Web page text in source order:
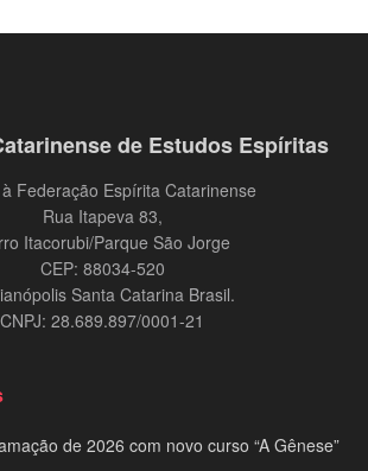
de Estudos Espíritas
Federação Espírita Catarinense
Rua Itapeva 83,
Itacorubi/Parque São Jorge
CEP: 88034-520
Santa Catarina Brasil.
CNPJ: 28.689.897/0001-21
de 2026 com novo curso “A Gênese”